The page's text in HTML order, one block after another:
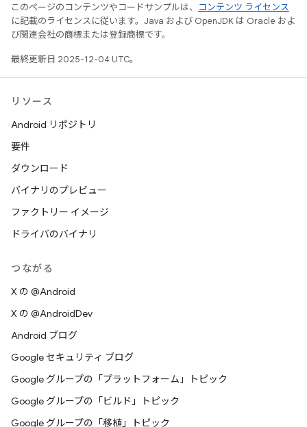
このページのコンテンツやコードサンプルは、
コンテンツ ライセンス
に記載のライセンスに従います。Java および OpenJDK は Oracle およ
び関連会社の商標または登録商標です。
最終更新日 2025-12-04 UTC。
リソース
Android リポジトリ
要件
ダウンロード
バイナリのプレビュー
ファクトリー イメージ
ドライバのバイナリ
つながる
X の @Android
X の @AndroidDev
Android ブログ
Google セキュリティ ブログ
Google グループの「プラットフォーム」トピック
Google グループの「ビルド」トピック
Google グループの「移植」トピック